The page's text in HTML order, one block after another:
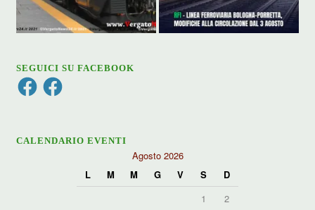
SEGUICI SU FACEBOOK
FacebookFacebook
CALENDARIO EVENTI
Agosto 2026
L
M M G V S
D
1
2